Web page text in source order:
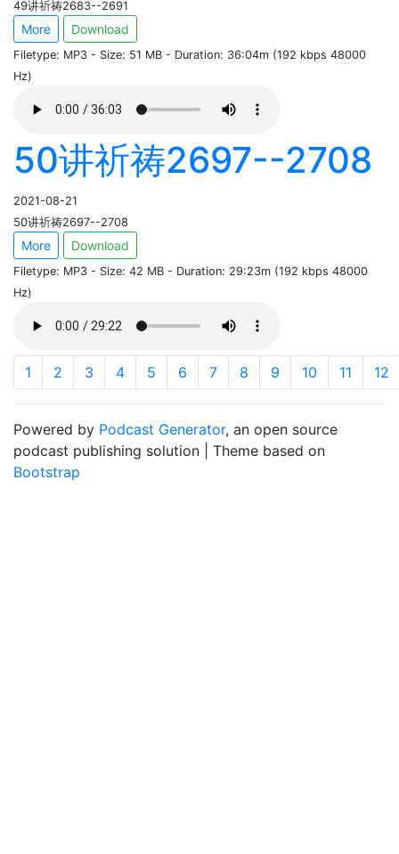
49讲祈祷2683--2691
More Download
Filetype: MP3 - Size: 51 MB - Duration: 36:04m (192 kbps 48000
Hz)
50讲祈祷2697--2708
2021-08-21
50讲祈祷2697--2708
More Download
Filetype: MP3 - Size: 42 MB - Duration: 29:23m (192 kbps 48000
Hz)
1 2 3 4 5 6 7 8 9 10 11 12
Powered by Podcast Generator, an open source
podcast publishing solution | Theme based on
Bootstrap